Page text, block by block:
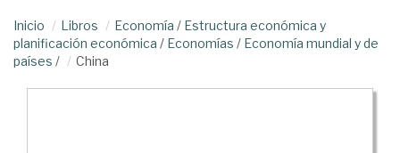
Inicio Libros Economía / Estructura económica y
planificación económica / Economías / Economía mundial y de
países / China